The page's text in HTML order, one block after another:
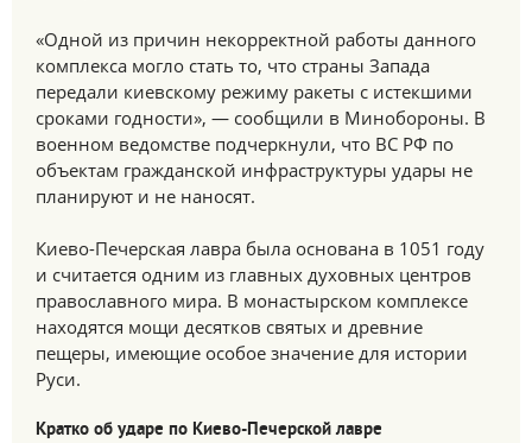
«Одной из причин некорректной работы данного
комплекса могло стать то, что страны Запада
передали киевскому режиму ракеты с истекшими
сроками годности», — сообщили в Минобороны. В
военном ведомстве подчеркнули, что ВС РФ по
объектам гражданской инфраструктуры удары не
планируют и не наносят.
Киево-Печерская лавра была основана в 1051 году
и считается одним из главных духовных центров
православного мира. В монастырском комплексе
находятся мощи десятков святых и древние
пещеры, имеющие особое значение для истории
Руси.
Кратко об ударе по Киево-Печерской лавре